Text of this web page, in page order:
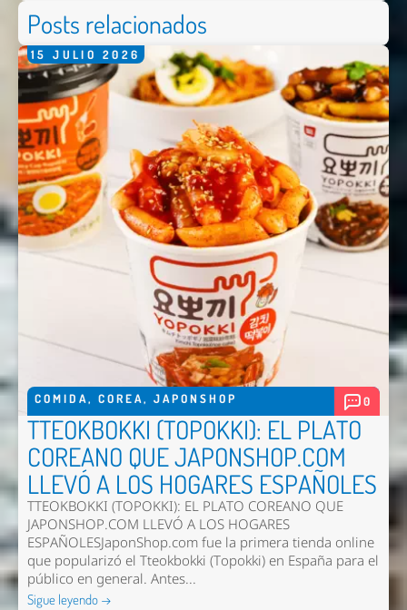
Posts relacionados
15 JULIO 2026
COMIDA, COREA, JAPONSHOP 0
TTEOKBOKKI (TOPOKKI): EL PLATO
COREANO QUE JAPONSHOP.COM
LLEVÓ A LOS HOGARES ESPAÑOLES
TTEOKBOKKI (TOPOKKI): EL PLATO COREANO QUE
JAPONSHOP.COM LLEVÓ A LOS HOGARES
ESPAÑOLESJaponShop.com fue la primera tienda online
que popularizó el Tteokbokki (Topokki) en España para el
público en general. Antes...
Sigue leyendo →
Nombre *
Email *
Comentario *
Enviar